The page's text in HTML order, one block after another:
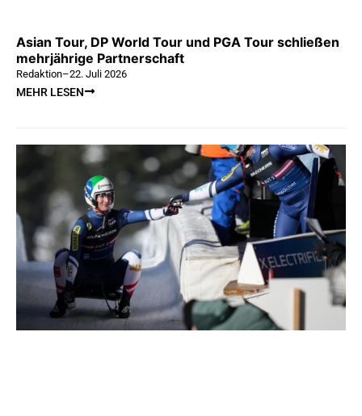
Asian Tour, DP World Tour und PGA Tour schließen
mehrjährige Partnerschaft
Redaktion–22. Juli 2026
MEHR LESEN